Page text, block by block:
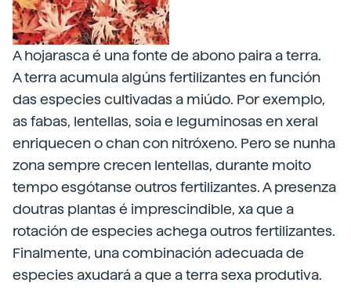
A hojarasca é una fonte de abono paira a terra.
A terra acumula algúns fertilizantes en función
das especies cultivadas a miúdo. Por exemplo,
as fabas, lentellas, soia e leguminosas en xeral
enriquecen o chan con nitróxeno. Pero se nunha
zona sempre crecen lentellas, durante moito
tempo esgótanse outros fertilizantes. A presenza
doutras plantas é imprescindible, xa que a
rotación de especies achega outros fertilizantes.
Finalmente, una combinación adecuada de
especies axudará a que a terra sexa produtiva.